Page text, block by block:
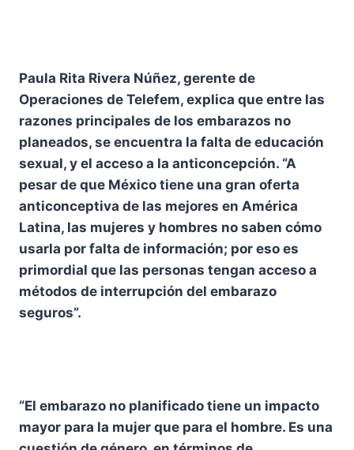
Paula Rita Rivera Núñez, gerente de
Operaciones de Telefem, explica que entre las
razones principales de los embarazos no
planeados, se encuentra la falta de educación
sexual, y el acceso a la anticoncepción. “A
pesar de que México tiene una gran oferta
anticonceptiva de las mejores en América
Latina, las mujeres y hombres no saben cómo
usarla por falta de información; por eso es
primordial que las personas tengan acceso a
métodos de interrupción del embarazo
seguros”.
“El embarazo no planificado tiene un impacto
mayor para la mujer que para el hombre. Es una